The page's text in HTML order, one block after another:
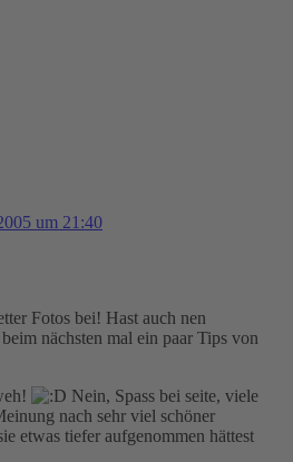
um 21:40
Fotos bei! Hast auch nen
nächsten mal ein paar Tips von
Nein, Spass bei seite, viele
nach sehr viel schöner
etwas tiefer aufgenommen hättest